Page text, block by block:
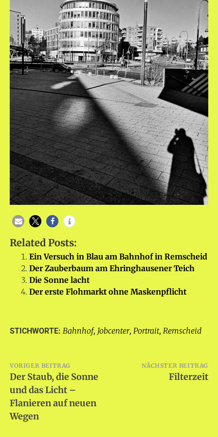
Related Posts:
Ein Versuch in Blau am Bahnhof in Remscheid
Der Zauberbaum am Ehringhausener Teich
Die Sonne lacht
Der erste Flohmarkt ohne Maskenpflicht
STICHWORTE: Bahnhof, Jobcenter, Portrait, Remscheid
Beitragsnavigation
VORIGER BEITRAG
Der Staub, die Sonne
und das Licht –
Flanieren auf neuen
Wegen
NÄCHSTER BEITRAG
Filterzeit